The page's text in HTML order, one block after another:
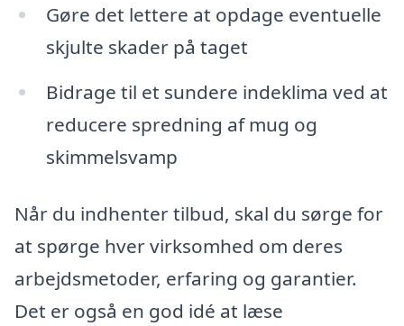
Gøre det lettere at opdage eventuelle
skjulte skader på taget
Bidrage til et sundere indeklima ved at
reducere spredning af mug og
skimmelsvamp
Når du indhenter tilbud, skal du sørge for
at spørge hver virksomhed om deres
arbejdsmetoder, erfaring og garantier.
Det er også en god idé at læse